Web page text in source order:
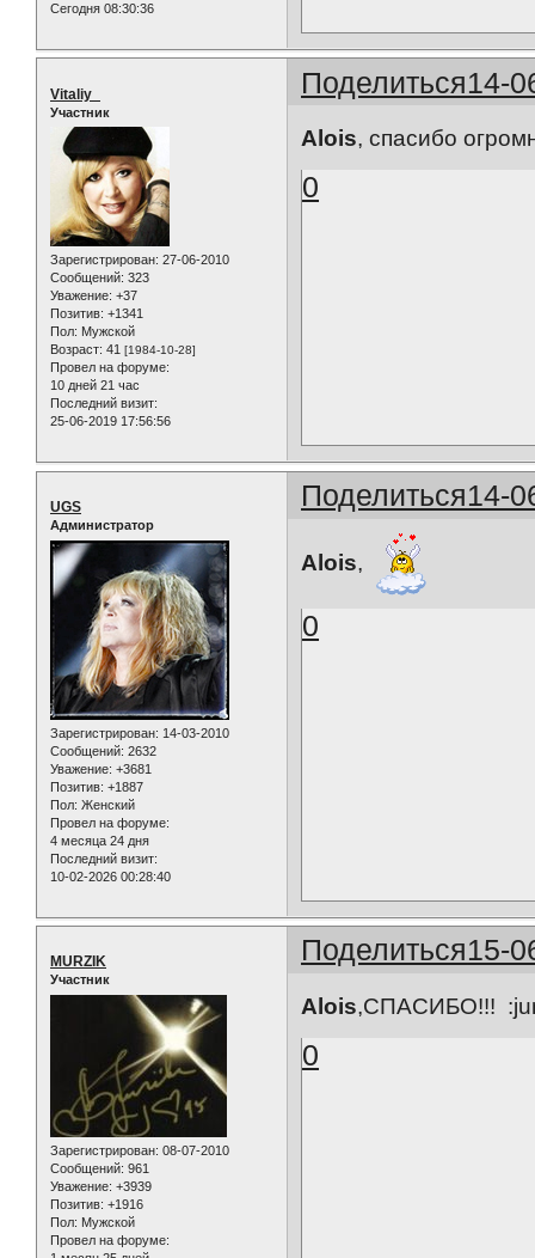
Сегодня 08:30:36
Поделиться14-
Vitaliy_
Участник
Зарегистрирован: 27-06-2010
Сообщений: 323
Уважение: +37
Позитив: +1341
Пол: Мужской
Возраст: 41 [1984-10-28]
Провел на форуме:
10 дней 21 час
Последний визит:
25-06-2019 17:56:56
Alois, спасибо
0
Поделиться14-
UGS
Администратор
Зарегистрирован: 14-03-2010
Сообщений: 2632
Уважение: +3681
Позитив: +1887
Пол: Женский
Провел на форуме:
4 месяца 24 дня
Последний визит:
10-02-2026 00:28:40
Alois,
0
Поделиться15-
MURZIK
Участник
Зарегистрирован: 08-07-2010
Сообщений: 961
Уважение: +3939
Позитив: +1916
Пол: Мужской
Провел на форуме:
Alois,СПАСИБО!!!
0